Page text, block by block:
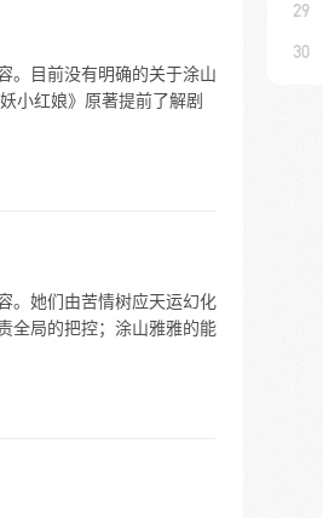
。目前没有明确的关于涂山
小红娘》原著提前了解剧
。她们由苦情树应天运幻化
全局的把控；涂山雅雅的能
29
30